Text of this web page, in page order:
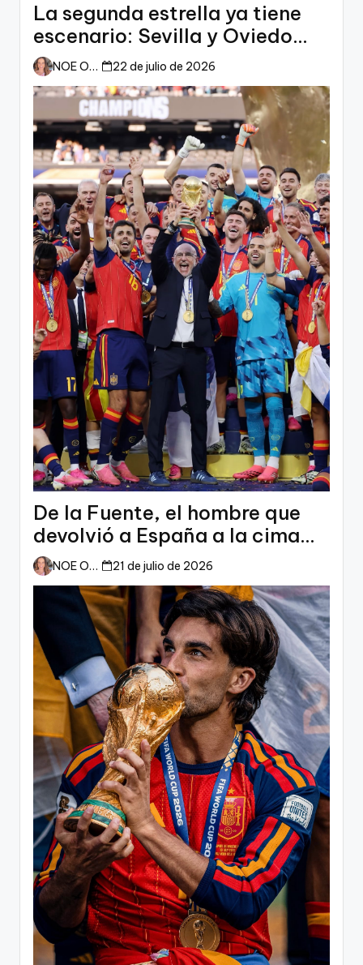
La segunda estrella ya tiene
escenario: Sevilla y Oviedo
esperan a España
NOE ORTIZ 22 de julio de 2026
De la Fuente, el hombre que
devolvió a España a la cima
del mundo
NOE ORTIZ 21 de julio de 2026